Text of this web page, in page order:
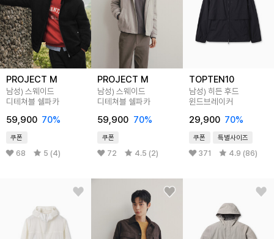
PROJECT M
남성) 스웨이드
디테쳐블 쉘파카
59,900 70%
쿠폰
68 5 (4)
PROJECT M
남성) 스웨이드
디테쳐블 쉘파카
59,900 70%
쿠폰
72 4.5 (2)
TOPTEN10
남성) 히든 후드
윈드브레이커
29,900 70%
쿠폰 특별사이즈
371 4.9 (86)